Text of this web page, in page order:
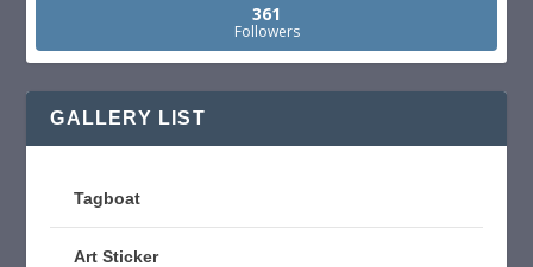
361
Followers
GALLERY LIST
Tagboat
Art Sticker